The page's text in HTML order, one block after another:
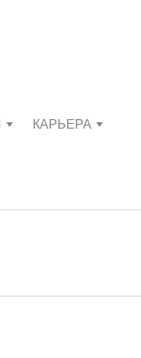
КАРЬЕРА